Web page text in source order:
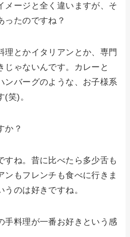
メージと全く違いますが、そ
ったのですね？
理とかイタリアンとか、専門
じゃないんです。カレーと
ンバーグのような、お子様系
笑)。
か？
すね。昔に比べたら多少舌も
ンもフレンチも食べに行きま
のは好きですね。
手料理が一番お好きという感